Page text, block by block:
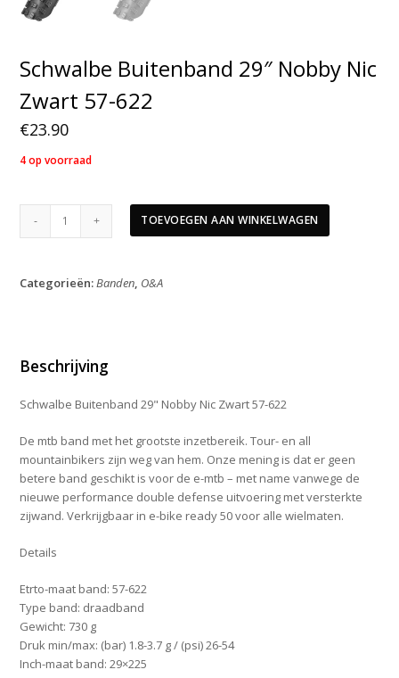
Schwalbe Buitenband 29″ Nobby Nic
Zwart 57-622
€23.90
4 op voorraad
Schwalbe
Nic
aantal
TOEVOEGEN AAN WINKELWAGEN
Categorieën:Banden, O&A
Beschrijving
Schwalbe Buitenband 29" Nobby Nic Zwart 57-622
De mtb band met het grootste inzetbereik. Tour- en all
mountainbikers zijn weg van hem. Onze mening is dat er geen
betere band geschikt is voor de e-mtb – met name vanwege de
nieuwe performance double defense uitvoering met versterkte
zijwand. Verkrijgbaar in e-bike ready 50 voor alle wielmaten.
Details
Etrto-maat band: 57-622
Type band: draadband
Gewicht: 730 g
Druk min/max: (bar) 1.8-3.7 g / (psi) 26-54
Inch-maat band: 29×225